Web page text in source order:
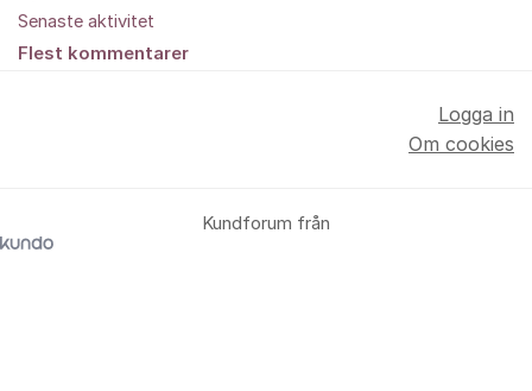
Senaste aktivitet
Flest kommentarer
Kundforum från
Logga in
Om cookies